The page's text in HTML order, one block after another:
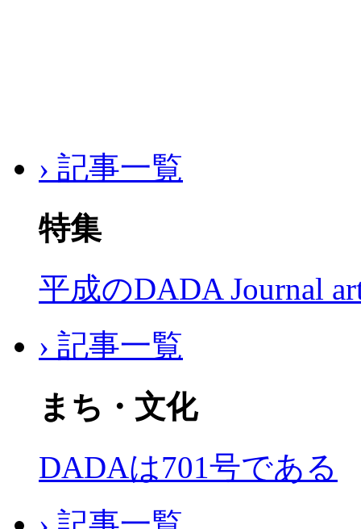
› 記事一覧
特集
平成のDADA Journal
› 記事一覧
まち・文化
DADAは701号である